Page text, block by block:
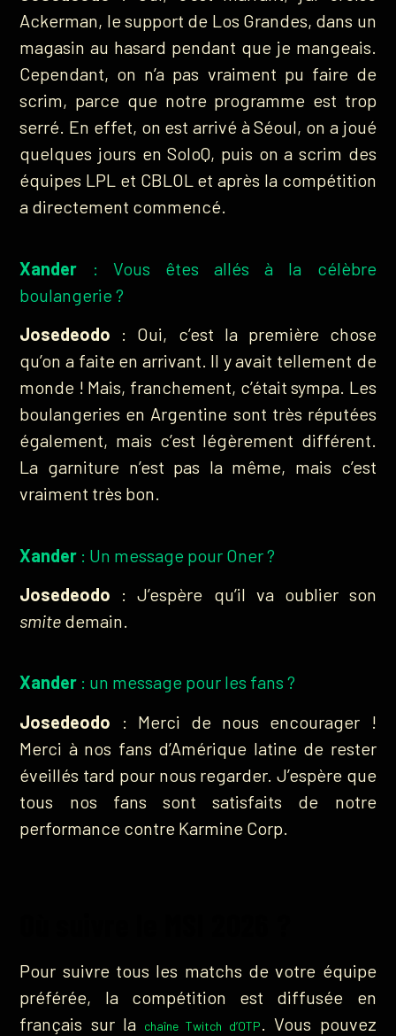
Ackerman, le support de Los Grandes, dans un
magasin au hasard pendant que je mangeais.
Cependant, on n’a pas vraiment pu faire de
scrim, parce que notre programme est trop
serré. En effet, on est arrivé à Séoul, on a joué
quelques jours en SoloQ, puis on a scrim des
équipes LPL et CBLOL et après la compétition
a directement commencé.
Xander : Vous êtes allés à la célèbre
boulangerie ?
Josedeodo : Oui, c’est la première chose
qu’on a faite en arrivant. Il y avait tellement de
monde ! Mais, franchement, c’était sympa. Les
boulangeries en Argentine sont très réputées
également, mais c’est légèrement différent.
La garniture n’est pas la même, mais c’est
vraiment très bon.
Xander : Un message pour Oner ?
Josedeodo : J’espère qu’il va oublier son
smite demain.
Xander : un message pour les fans ?
Josedeodo : Merci de nous encourager !
Merci à nos fans d’Amérique latine de rester
éveillés tard pour nous regarder. J’espère que
tous nos fans sont satisfaits de notre
performance contre Karmine Corp.
Pour suivre tous les matchs de votre équipe
préférée, la compétition est diffusée en
français sur la chaîne Twitch d’OTP. Vous pouvez